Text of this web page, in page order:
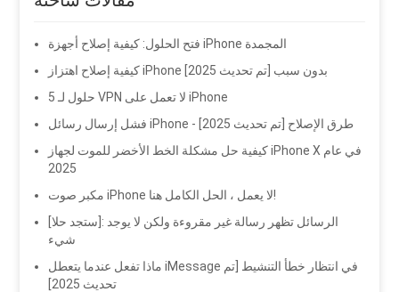
فتح الحلول: كيفية إصلاح أجهزة iPhone المجمدة
كيفية إصلاح اهتزاز iPhone بدون سبب [تم تحديث 2025]
5 حلول لـ VPN لا تعمل على iPhone
فشل إرسال رسائل iPhone - طرق الإصلاح [تم تحديث 2025]
كيفية حل مشكلة الخط الأخضر للموت لجهاز iPhone X في عام
2025
مكبر صوت iPhone لا يعمل ، الحل الكامل هنا!
[ستجد حلا]: الرسائل تظهر رسالة غير مقروءة ولكن لا يوجد
شيء
ماذا تفعل عندما يتعطل iMessage في انتظار خطأ التنشيط [تم
تحديث 2025]